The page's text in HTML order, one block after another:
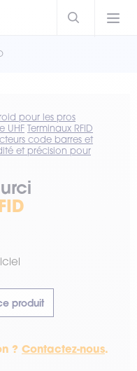
pour les pros
UHF Terminaux RFID
code barres et
et précision pour
produit
? Contactez-nous.